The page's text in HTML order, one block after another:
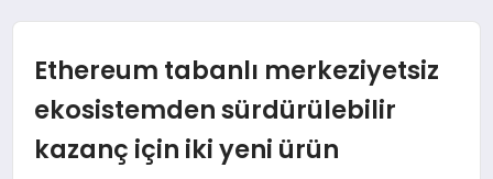
TEKNOLOJI
Ethereum tabanlı merkeziyetsiz
ekosistemden sürdürülebilir
kazanç için iki yeni ürün